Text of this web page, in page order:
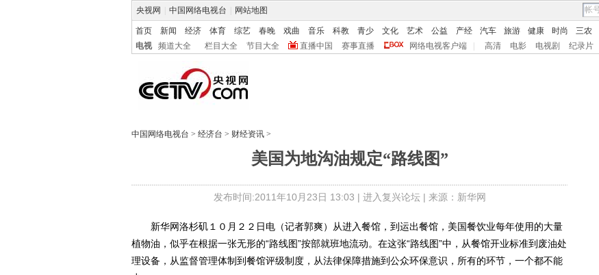
央视网 中国网络电视台 网站地图
首页 新闻 经济 体育 综艺 春晚 戏曲 音乐 科教 青少 文化 艺术 公益 产经 汽车 旅游 健康 时尚 三农
电视
频道大全 栏目大全 节目大全 直播中国 赛事直播 网络电视客户端 高清 电影 电视剧 纪录片
中国网络电视台 > 经济台 > 财经资讯 >
美国为地沟油规定“路线图”
发布时间:2011年10月23日 13:03 | 进入复兴论坛| 来源：新华网
新华网洛杉矶１０月２２日电（记者郭爽）从进入餐馆，到运出餐馆，美国餐饮业每年使用的大量
植物油，似乎在根据一张无形的“路线图”按部就班地流动。在这张“路线图”中，从餐馆开业标准到废油处
理设备，从监督管理体制到餐馆评级制度，从法律保障措施到公众环保意识，所有的环节，一个都不能